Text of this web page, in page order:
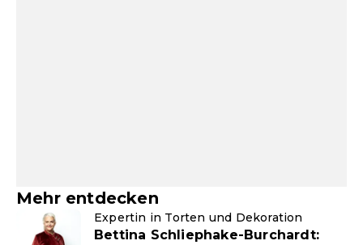
Mehr entdecken
Expertin in Torten und Dekoration
Bettina Schliephake-Burchardt: